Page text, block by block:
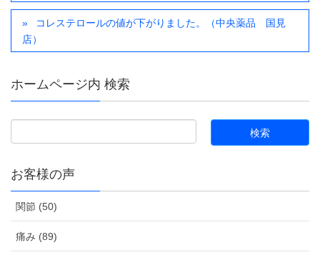
コレステロールの値が下がりました。（中央薬品 国見
店）
ホームページ内 検索
お客様の声
関節 (50)
痛み (89)